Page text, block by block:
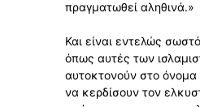
πραγματωθεί αληθινά.»
Και είναι εντελώς
όπως αυτές των
αυτοκτονούν στο
να κερδίσουν τον